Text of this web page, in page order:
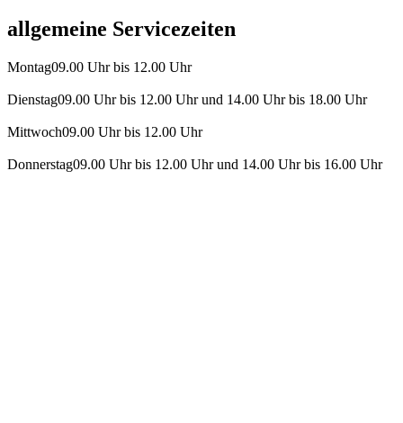
allgemeine Servicezeiten
Montag09.00 Uhr bis 12.00 Uhr
Dienstag09.00 Uhr bis 12.00 Uhr und 14.00 Uhr bis 18.00 Uhr
Mittwoch09.00 Uhr bis 12.00 Uhr
Donnerstag09.00 Uhr bis 12.00 Uhr und 14.00 Uhr bis 16.00 Uhr